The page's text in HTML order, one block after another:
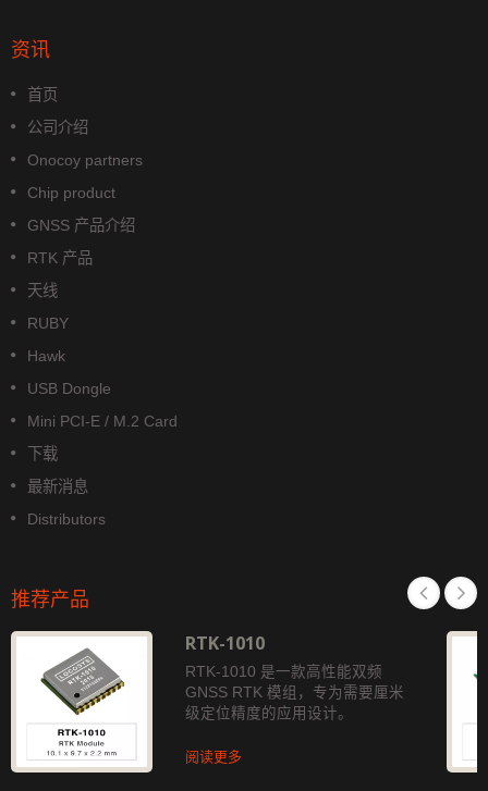
资讯
首页
公司介绍
Onocoy partners
Chip product
GNSS 产品介绍
RTK 产品
天线
RUBY
Hawk
USB Dongle
Mini PCI-E / M.2 Card
下载
最新消息
Distributors
推荐产品
RTK-1010
RTK-1010 是一款高性能双频
GNSS RTK 模组，专为需要厘米
级定位精度的应用设计。
阅读更多